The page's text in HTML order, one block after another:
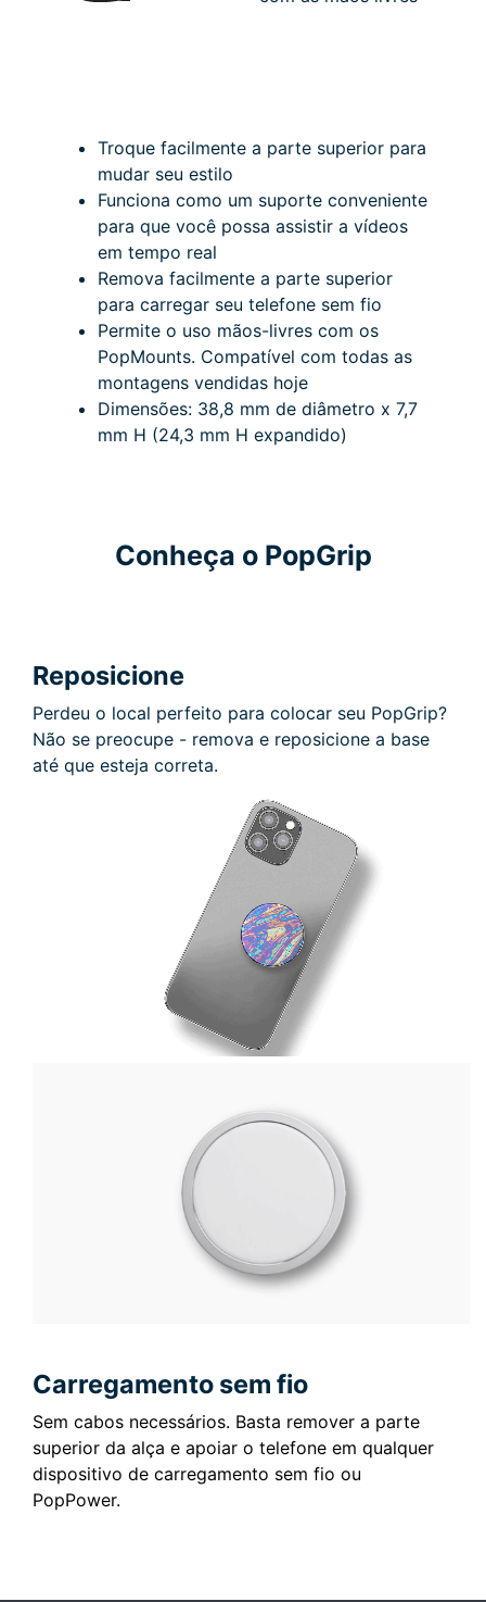
Troque facilmente a parte superior para
mudar seu estilo
Funciona como um suporte conveniente
para que você possa assistir a vídeos
em tempo real
Remova facilmente a parte superior
para carregar seu telefone sem fio
Permite o uso mãos-livres com os
PopMounts. Compatível com todas as
montagens vendidas hoje
Dimensões: 38,8 mm de diâmetro x 7,7
mm H (24,3 mm H expandido)
Conheça o PopGrip
Reposicione
Perdeu o local perfeito para colocar seu PopGrip?
Não se preocupe - remova e reposicione a base
até que esteja correta.
Carregamento sem fio
Sem cabos necessários. Basta remover a parte
superior da alça e apoiar o telefone em qualquer
dispositivo de carregamento sem fio ou
PopPower.